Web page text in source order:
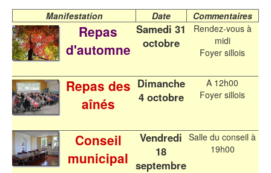
Manifestation Date Commentaires
Repas
d'automne
Samedi 31
octobre
Rendez-vous à
midi
Foyer sillois
Repas des
aînés
Dimanche
4 octobre
A 12h00
Foyer sillois
Conseil
municipal
Vendredi
18
septembre
Salle du conseil à
19h00